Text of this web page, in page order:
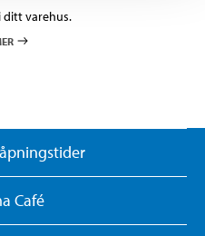
ditt varehus.
Café